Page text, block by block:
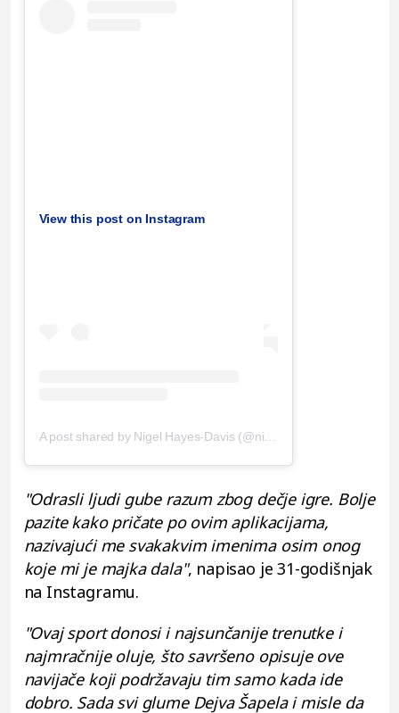
View this post on Instagram
A post shared by Nigel Hayes-Davis (@nigel_hayes)
"Odrasli ljudi gube razum zbog dečje igre. Bolje
pazite kako pričate po ovim aplikacijama,
nazivajući me svakakvim imenima osim onog
koje mi je majka dala", napisao je 31-godišnjak
na Instagramu.
"Ovaj sport donosi i najsunčanije trenutke i
najmračnije oluje, što savršeno opisuje ove
navijače koji podržavaju tim samo kada ide
dobro. Sada svi glume Dejva Šapela i misle da